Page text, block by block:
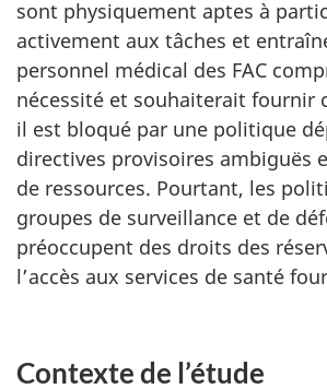
sont physiquement aptes à
activement aux tâches et
personnel médical des FAC
nécessité et souhaiterait fournir
il est bloqué par une politique
directives provisoires ambiguës
de ressources. Pourtant, les
groupes de surveillance et de
préoccupent des droits des
l’accès aux services de santé
Contexte de l’étude